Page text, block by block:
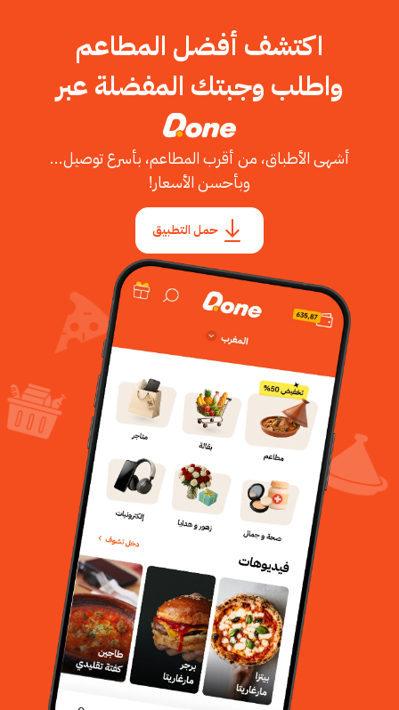
اكتشف أفضل المطاعم
واطلب وجبتك المفضلة عبر
أشهى الأطباق، من أقرب المطاعم، بأسرع توصيل...
وبأحسن الأسعار!
حمل التطبيق